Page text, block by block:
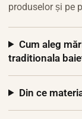
produselor și pe
Cum aleg
traditionala
Din ce